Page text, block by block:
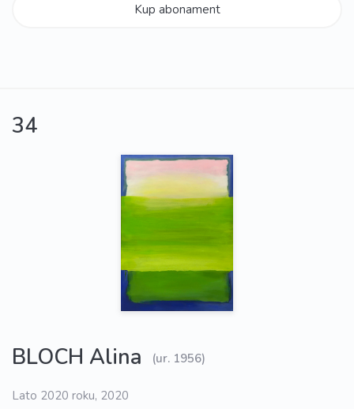
Kup abonament
34
BLOCH Alina (ur. 1956)
Lato 2020 roku, 2020